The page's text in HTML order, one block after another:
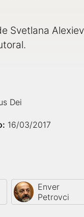
Svetlana
Dei
16/03/2017
Enver
Petrovci